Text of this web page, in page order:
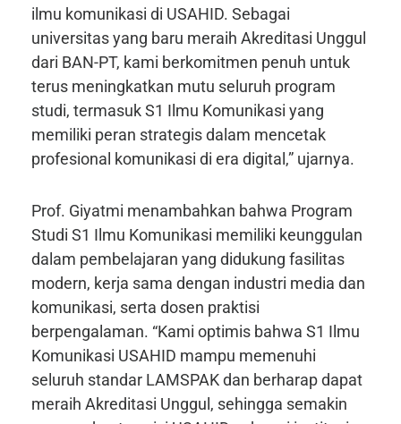
ilmu komunikasi di USAHID. Sebagai
universitas yang baru meraih Akreditasi Unggul
dari BAN-PT, kami berkomitmen penuh untuk
terus meningkatkan mutu seluruh program
studi, termasuk S1 Ilmu Komunikasi yang
memiliki peran strategis dalam mencetak
profesional komunikasi di era digital,” ujarnya.
Prof. Giyatmi menambahkan bahwa Program
Studi S1 Ilmu Komunikasi memiliki keunggulan
dalam pembelajaran yang didukung fasilitas
modern, kerja sama dengan industri media dan
komunikasi, serta dosen praktisi
berpengalaman. “Kami optimis bahwa S1 Ilmu
Komunikasi USAHID mampu memenuhi
seluruh standar LAMSPAK dan berharap dapat
meraih Akreditasi Unggul, sehingga semakin